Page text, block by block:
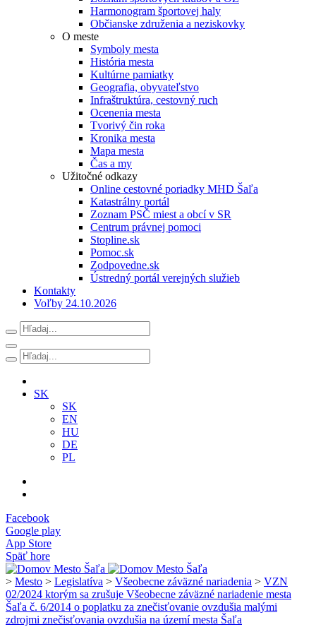
Harmonogram športovej haly
Občianske združenia a neziskovky
O meste
Symboly mesta
História mesta
Kultúrne pamiatky
Geografia, obyvateľstvo
Infraštruktúra, cestovný ruch
Ocenenia mesta
Tvorivý čin roka
Kronika mesta
Mapa mesta
Čas a my
Užitočné odkazy
Online cestovné poriadky MHD Šaľa
Katastrálny portál
Zoznam PSČ miest a obcí v SR
Centrum právnej pomoci
Stopline.sk
Pomoc.sk
Zodpovedne.sk
Ústredný portál verejných služieb
Kontakty
Voľby 24.10.2026
SK
SK
EN
HU
DE
PL
Facebook
Google play
App Store
Späť hore
> Mesto > Legislatíva > Všeobecne záväzné nariadenia > VZN
02/2024 ktorým sa zrušuje Všeobecne záväzné nariadenie mesta
Šaľa č. 6/2014 o poplatku za znečisťovanie ovzdušia malými
zdrojmi znečisťovania ovzdušia na území mesta Šaľa